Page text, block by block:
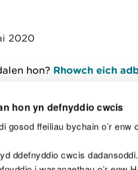
hon yn defnyddio cwcis
gosod ffeiliau bychain o’r
ddefnyddio cwcis
2020
hon? Rhowch eich